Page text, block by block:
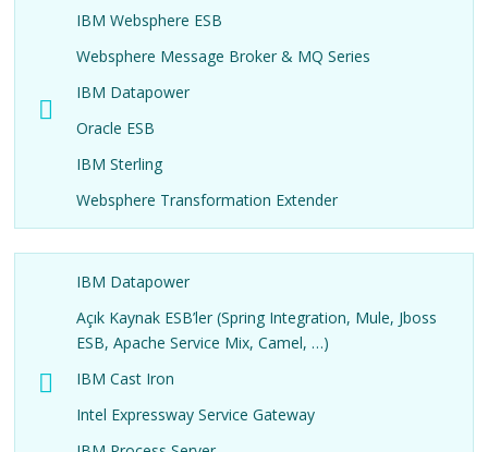
IBM Websphere ESB
Websphere Message Broker & MQ Series
IBM Datapower
Oracle ESB
IBM Sterling
Websphere Transformation Extender
IBM Datapower
Açık Kaynak ESB’ler (Spring Integration, Mule, Jboss
ESB, Apache Service Mix, Camel, …)
IBM Cast Iron
Intel Expressway Service Gateway